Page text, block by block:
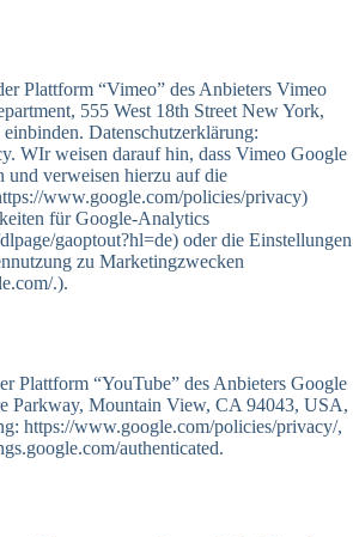
Plattform “Vimeo” des Anbieters Vimeo
555 West 18th Street New York,
Datenschutzerklärung:
WIr weisen darauf hin, dass Vimeo Google
und verweisen hierzu auf die
www.google.com/policies/privacy)
für Google-Analytics
gaoptout?hl=de) oder die Einstellungen
zu Marketingzwecken
.).
Plattform “YouTube” des Anbieters Google
Parkway, Mountain View, CA 94043, USA,
https://www.google.com/policies/privacy/,
authenticated.